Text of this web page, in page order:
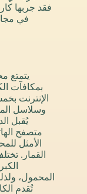
فقد جربها
في
يتمتع
بمكافآت
الإنترنت
وسلاسل
يُقبل
متصفح
الأمثل
القمار.
المحمول،
تُقدم